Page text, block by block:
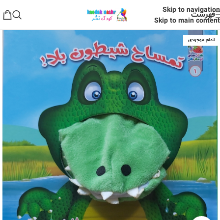
Skip to navigation
Skip to main content
فهرست
اتمام موجودی